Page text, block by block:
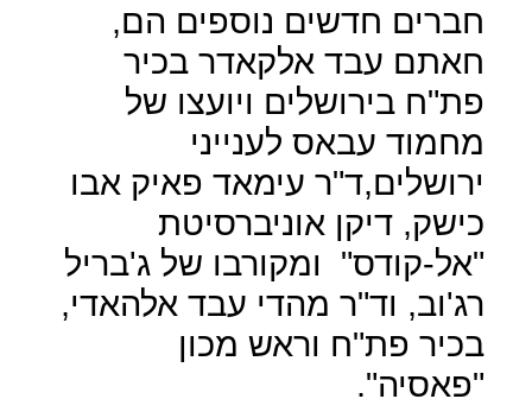
חברים חדשים נוספים הם,
חאתם עבד אלקאדר בכיר
פת"ח בירושלים ויועצו של
מחמוד עבאס לענייני
ירושלים,ד"ר עימאד פאיק אבו
כישק, דיקן אוניברסיטת
"אל-קודס"
ומקורבו של ג'בריל
רג'וב, וד"ר מהדי עבד אלהאדי,
בכיר פת"ח וראש מכון
"פאסיה".